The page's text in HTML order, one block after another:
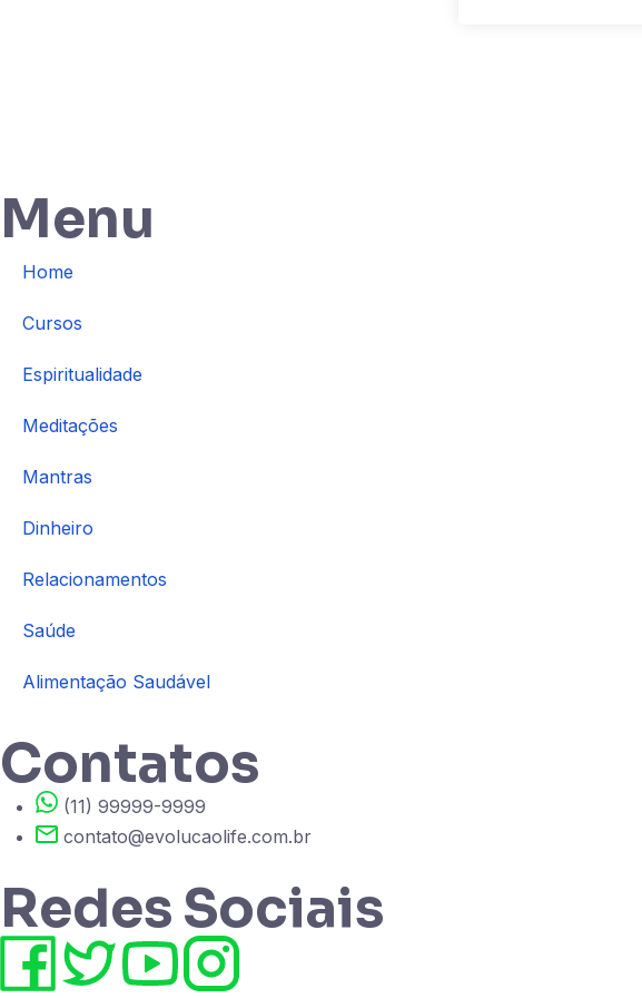
Menu
Home
Cursos
Espiritualidade
Meditações
Mantras
Dinheiro
Relacionamentos
Saúde
Alimentação Saudável
Contatos
(11) 99999-9999
contato@evolucaolife.com.br
Redes Sociais